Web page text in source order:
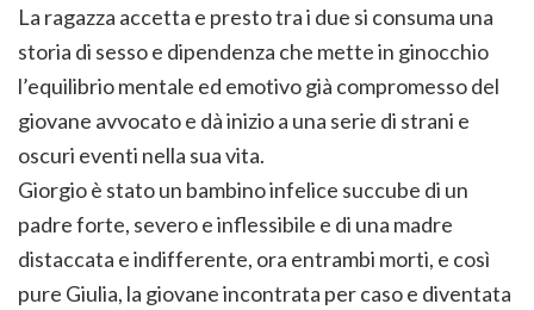
La ragazza accetta e presto tra i due si consuma una
storia di sesso e dipendenza che mette in ginocchio
l’equilibrio mentale ed emotivo già compromesso del
giovane avvocato e dà inizio a una serie di strani e
oscuri eventi nella sua vita.
Giorgio è stato un bambino infelice succube di un
padre forte, severo e inflessibile e di una madre
distaccata e indifferente, ora entrambi morti, e così
pure Giulia, la giovane incontrata per caso e diventata